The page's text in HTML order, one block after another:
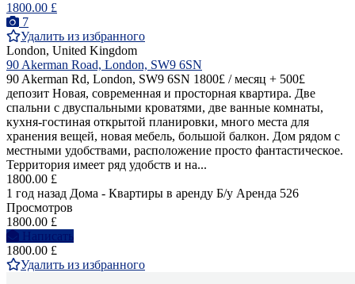
1800.00 £
7
Удалить из избранного
London, United Kingdom
90 Akerman Road, London, SW9 6SN
90 Akerman Rd, London, SW9 6SN 1800£ / месяц + 500£
депозит Новая, современная и просторная квартира. Две
спальни с двуспальными кроватями, две ванные комнаты,
кухня-гостиная открытой планировки, много места для
хранения вещей, новая мебель, большой балкон. Дом рядом с
местными удобствами, расположение просто фантастическое.
Территория имеет ряд удобств и на...
1800.00 £
1 год назад Дома - Квартиры в аренду Б/у Аренда 526
Просмотров
1800.00 £
Написать
1800.00 £
Удалить из избранного